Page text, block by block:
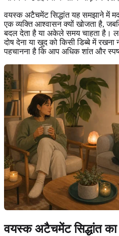
वयस्क अटैचमेंट सिद्धांत यह समझाने में
एक व्यक्ति आश्वासन क्यों खोजता है,
बदल देता है या अकेले समय चाहता है।
दोष देना या खुद को किसी डिब्बे में रखना
पहचानना है कि आप अधिक शांत और
वयस्क अटैचमेंट सिद्धांत का